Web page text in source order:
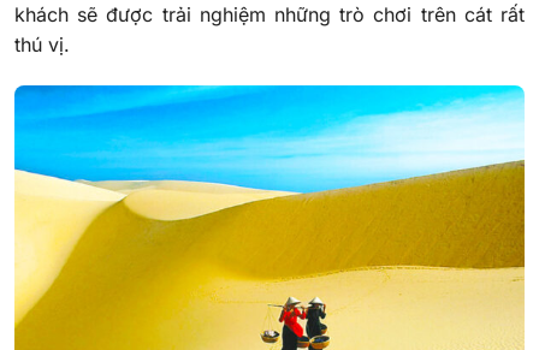
khách sẽ được trải nghiệm những trò chơi trên cát rất
thú vị.